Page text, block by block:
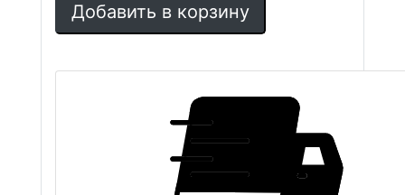
Добавить в корзину